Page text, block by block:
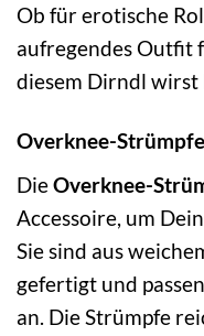
Ob für erotische
aufregendes Outfit
diesem Dirndl wirst
Overknee-
DieOverknee-
Accessoire, um
Sie sind aus
gefertigt und
an. Die Strümpfe